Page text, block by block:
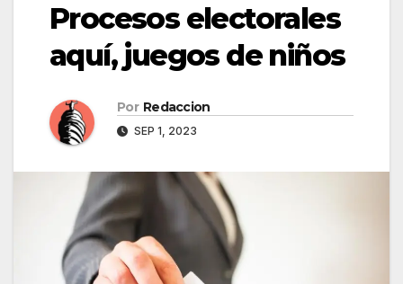
Procesos electorales
aquí, juegos de niños
Por Redaccion
SEP 1, 2023